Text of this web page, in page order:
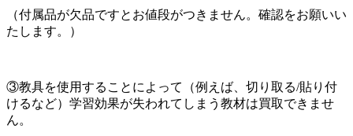
（付属品が欠品ですとお値段がつきません。確認をお願いい
たします。）
③教具を使用することによって（例えば、切り取る/貼り付
けるなど）学習効果が失われてしまう教材は買取できませ
ん。